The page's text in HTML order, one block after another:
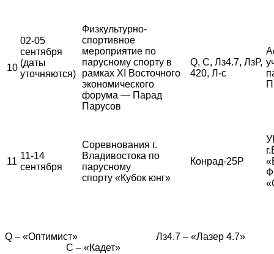
10
02-05
сентября
(даты
уточняются)
Физкультурно-
спортивное
мероприятие по
парусному спорту в
рамках XI Восточного
экономического
форума — Парад
Парусов
Q, С, Лз4.7, ЛзР,
420, Л-с
11
11-14
сентября
Соревнования г.
Владивостока по
парусному
спорту «Кубок юнг»
Конрад-25Р
Q – «Оптимист» Лз4.7 – «Лазер 4.7»
С – «Кадет»